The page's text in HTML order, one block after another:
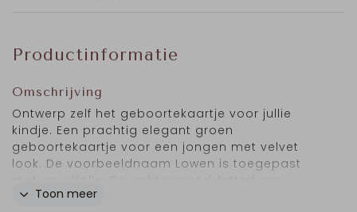
Productinformatie
Omschrijving
Ontwerp zelf het geboortekaartje voor jullie
kindje. Een prachtig elegant groen
geboortekaartje voor een jongen met velvet
look. De voorbeeldnaam Lowen is toegepast
kleuren én folie van het geboortekaartje kun je
Toon meer